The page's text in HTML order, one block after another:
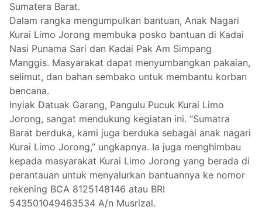
Sumatera Barat.
Dalam rangka mengumpulkan bantuan, Anak Nagari
Kurai Limo Jorong membuka posko bantuan di Kadai
Nasi Punama Sari dan Kadai Pak Am Simpang
Manggis. Masyarakat dapat menyumbangkan pakaian,
selimut, dan bahan sembako untuk membantu korban
bencana.
Inyiak Datuak Garang, Pangulu Pucuk Kurai Limo
Jorong, sangat mendukung kegiatan ini. “Sumatra
Barat berduka, kami juga berduka sebagai anak nagari
Kurai Limo Jorong,” ungkapnya. Ia juga menghimbau
kepada masyarakat Kurai Limo Jorong yang berada di
perantauan untuk menyalurkan bantuannya ke nomor
rekening BCA 8125148146 atau BRI
543501049463534 A/n Musrizal.